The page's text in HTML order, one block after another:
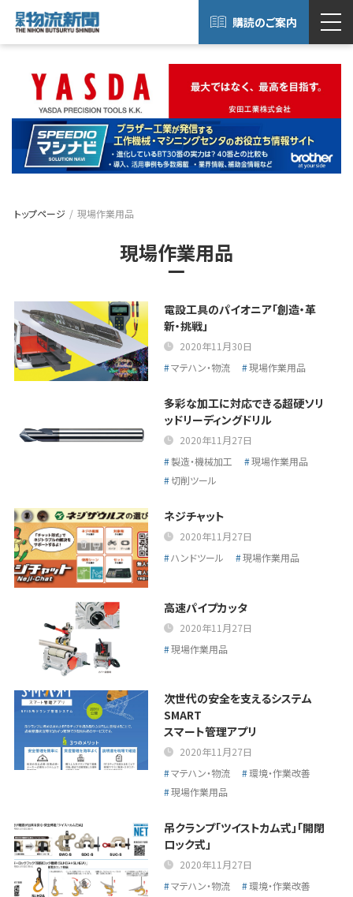
購読のご案内
トップページ 現場作業用品
現場作業用品
電設工具のパイオニア「創造・革
新・挑戦」
2020年11月30日
マテハン・物流
現場作業用品
多彩な加工に対応できる超硬ソリ
ッドリーディングドリル
2020年11月27日
製造・機械加工
現場作業用品
切削ツール
ネジチャット
2020年11月27日
ハンドツール
現場作業用品
高速パイプカッタ
2020年11月27日
現場作業用品
次世代の安全を支えるシステム
SMART
スマート管理アプリ
2020年11月27日
マテハン・物流
環境・作業改善
現場作業用品
吊クランプ「ツイストカム式」「開閉
ロック式」
2020年11月27日
マテハン・物流
環境・作業改善